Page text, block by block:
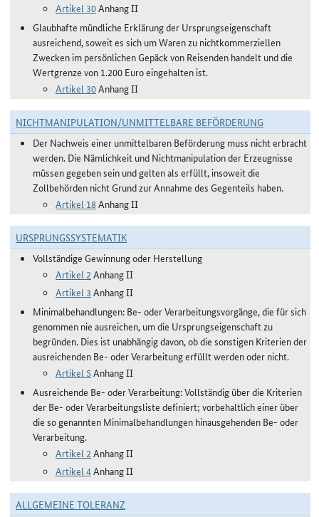
Artikel 30Anhang II
Glaubhafte mündliche Erklärung der Ursprungseigenschaft
ausreichend, soweit es sich um Waren zu nichtkommerziellen
Zwecken im persönlichen Gepäck von Reisenden handelt und die
Wertgrenze von 1.200 Euro eingehalten ist.
Artikel 30Anhang II
NICHTMANIPULATION/UNMITTELBARE BEFÖRDERUNG
Der Nachweis einer unmittelbaren Beförderung muss nicht erbracht
werden. Die Nämlichkeit und Nichtmanipulation der Erzeugnisse
müssen gegeben sein und gelten als erfüllt, insoweit die
Zollbehörden nicht Grund zur Annahme des Gegenteils haben.
Artikel 18Anhang II
URSPRUNGSSYSTEMATIK
Vollständige Gewinnung oder Herstellung
Artikel 2 Anhang II
Artikel 3 Anhang II
Minimalbehandlungen: Be- oder Verarbeitungsvorgänge, die für sich
genommen nie ausreichen, um die Ursprungseigenschaft zu
begründen. Dies ist unabhängig davon, ob die sonstigen Kriterien der
ausreichenden Be- oder Verarbeitung erfüllt werden oder nicht.
Artikel 5 Anhang II
Ausreichende Be- oder Verarbeitung: Vollständig über die Kriterien
der Be- oder Verarbeitungsliste definiert; vorbehaltlich einer über
die so genannten Minimalbehandlungen hinausgehenden Be- oder
Verarbeitung.
Artikel 2 Anhang II
Artikel 4Anhang II
ALLGEMEINE TOLERANZ